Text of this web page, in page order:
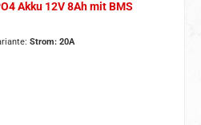
Akku 12V 8Ah mit BMS
Strom: 20A